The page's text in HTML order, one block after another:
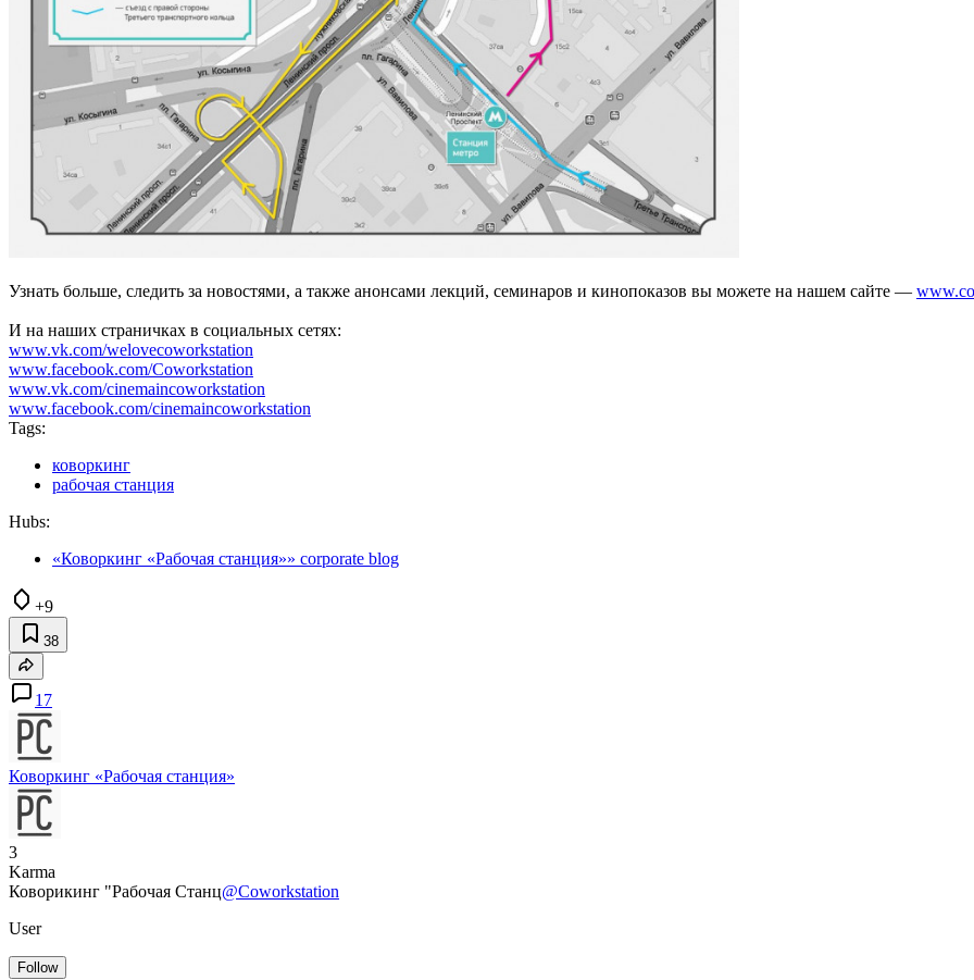
Узнать больше, следить за новостями, а также анонсами лекций, семинаров и кинопоказов вы можете на нашем сайте —
И на наших страничках в социальных сетях:
www.vk.com/welovecoworkstation
www.facebook.com/Coworkstation
www.vk.com/cinemaincoworkstation
www.facebook.com/cinemaincoworkstation
Tags:
коворкинг
рабочая станция
Hubs:
«Коворкинг «Рабочая станция»» corporate blog
+9
38
17
Коворкинг «Рабочая станция»
3
Karma
Коворикинг "Рабочая Станц@Coworkstation
User
Follow